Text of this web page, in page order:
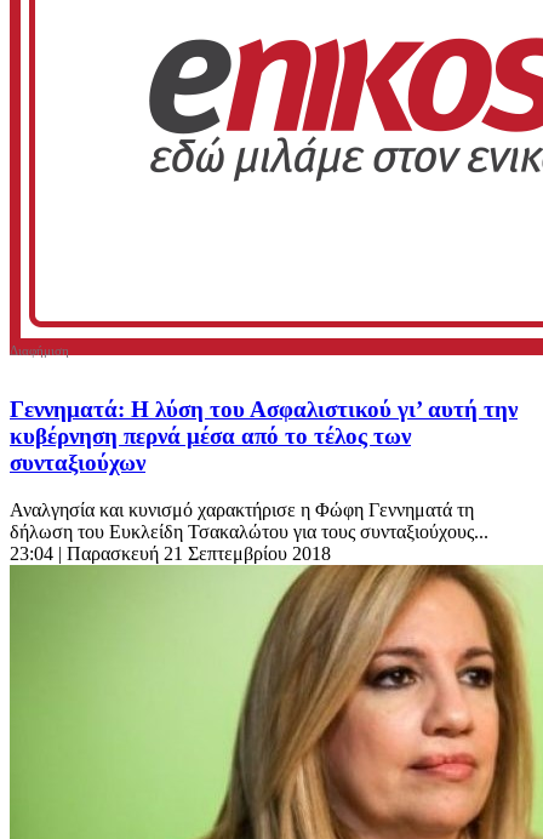
Γεννηματά: Η λύση του Ασφαλιστικού γι’ αυτή την
κυβέρνηση περνά μέσα από το τέλος των
συνταξιούχων
Αναλγησία και κυνισμό χαρακτήρισε η Φώφη Γεννηματά τη
δήλωση του Ευκλείδη Τσακαλώτου για τους συνταξιούχους...
23:04 | Παρασκευή 21 Σεπτεμβρίου 2018